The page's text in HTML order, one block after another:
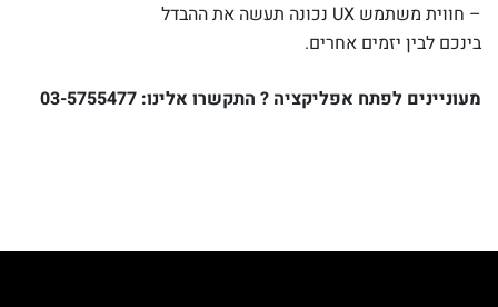
– חווית משתמש UX נכונה תעשה את ההבדל
בינכם לבין יזמים אחרים.
מעוניינים לפתח אפליקציה ? התקשרו אלינו: 03-5755477